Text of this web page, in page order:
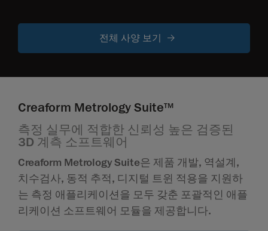
전체 사양 보기
Creaform Metrology SuiteTM
측정 실무에 적합한 신뢰성 높은 검증된
3D 계측 소프트웨어
Creaform Metrology Suite은 제품 개발, 역설계,
치수검사, 동적 추적, 디지털 트윈 적용을 지원하
는 측정 애플리케이션을 모두 갖춘 포괄적인 애플
리케이션 소프트웨어 모듈을 제공합니다.